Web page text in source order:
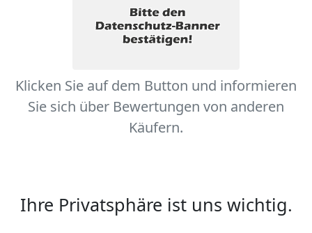
Klicken Sie auf dem Button und informieren
Sie sich über Bewertungen von anderen
Käufern.
Ihre Privatsphäre ist uns wichtig.